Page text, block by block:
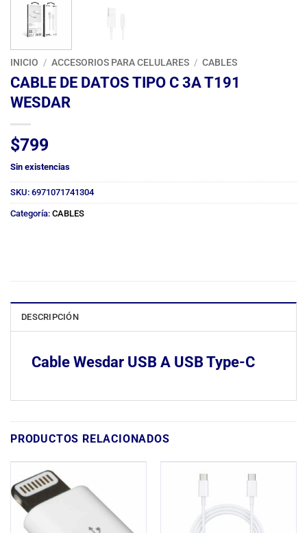
INICIO / ACCESORIOS PARA CELULARES / CABLES
CABLE DE DATOS TIPO C 3A T191
WESDAR
$799
Sin existencias
SKU: 6971071741304
Categoría: CABLES
DESCRIPCIÓN
Cable Wesdar USB A USB Type-C
PRODUCTOS RELACIONADOS